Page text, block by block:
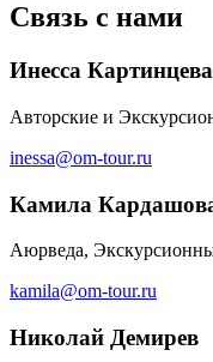
Связь с нами
Инесса Картинцева
Авторские и
inessa@om-tour.ru
Камила
Аюрведа,
kamila@om-tour.ru
Николай Демирев